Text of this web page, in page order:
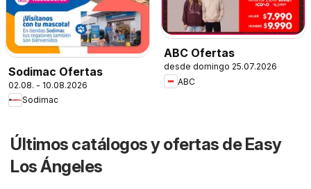
Sodimac Ofertas
02.08. - 10.08.2026
Sodimac
ABC Ofertas
desde domingo 25.07.2026
ABC
Últimos catálogos y ofertas de Easy
Los Ángeles